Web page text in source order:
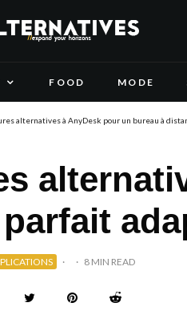
FOOD MODE
alternatives à AnyDesk pour un bureau à
· · 8 MIN READ